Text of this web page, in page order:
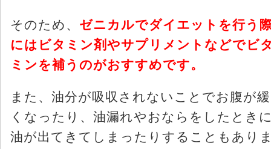
そのため、 ゼニカルでダイエットを行う
にはビタミン剤やサプリメントなどでビ
ミンを補うのがおすすめです。
また、油分が吸収されないことでお腹が緩
くなったり、油漏れやおならをしたとき
油が出てきてしまったりすることもあり